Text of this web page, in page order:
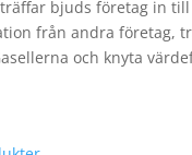
bjuds företag in
från andra företag,
och knyta